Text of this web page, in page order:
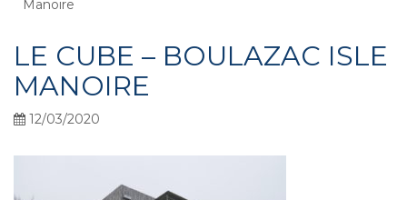
LE CUBE – BOULAZAC ISLE
MANOIRE
12/03/2020